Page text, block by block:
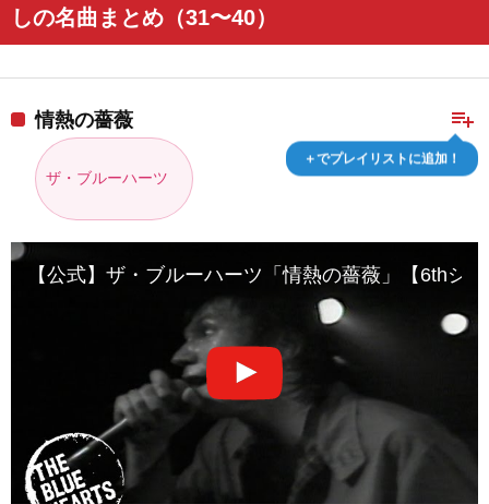
しの名曲まとめ（31〜40）
playlist_add
＋でプレイリストに追加！
情熱の薔薇
ザ・ブルーハーツ
【公式】ザ・ブルーハーツ「情熱の薔薇」【6thシ